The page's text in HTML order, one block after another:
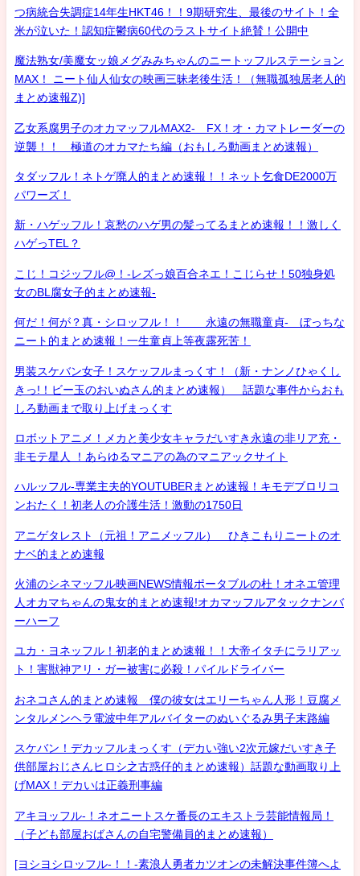
つ病統合失調症14年生HKT46！！9期研究生、最後のサイト！全
米が泣いた！認知症鬱病60代のラストサイト絶賛！公開中
魔法熟女/美魔女ッ娘メグみみちゃんのニートッフルステーション
MAX！ ニート仙人仙女の映画三昧老後生活！（無職孤独居老人的
まとめ速報Z)]
乙女系腐男子のオカマッフルMAX2- FX！オ・カマトレーダーの
逆襲！！ 極道のオカマたち編（おもしろ動画まとめ速報）
タダッフル！ネトゲ廃人的まとめ速報！！ネット乞食DE2000万
パワーズ！
新・ハゲッフル！哀愁のハゲ男の髪ってるまとめ速報！！激しく
ハゲっTEL？
こじ！コジッフル@！-レズっ娘百合ネエ！こじらせ！50独身処
女のBL腐女子的まとめ速報-
何だ！何が？真・シロッフル！！ 永遠の無職童貞- ぼっちな
ニート的まとめ速報！一生童貞上等夜露死苦！
男装スケバン女子！スケッフルまっくす！（新・ナンノひゃくし
きっ!！ビー玉のおいぬさん的まとめ速報） 話題な事件からおも
しろ動画まで取り上げまっくす
ロボットアニメ！メカと美少女キャラだいすき永遠の非リア充・
非モテ星人 ！あらゆるマニアの為のマニアックサイト
ハルッフル-専業主夫的YOUTUBERまとめ速報！キモデブロリコ
ンおたく！初老人の介護生活！激動の1750日
アニゲタレスト（元祖！アニメッフル） ひきこもりニートのオ
ナベ的まとめ速報
火浦のシネマッフル映画NEWS情報ポータブルの杜！オネエ管理
人オカマちゃんの鬼女的まとめ速報!オカマッフルアタックナンバ
ーハーフ
ユカ・ヨネッフル！初老的まとめ速報！！大帝イタチにラリアッ
ト！害獣神アリ・ガー被害に必殺！パイルドライバー
おネコさん的まとめ速報 僕の彼女はエリーちゃん人形！豆腐メ
ンタルメンヘラ電波中年アルバイターのぬいぐるみ男子末路編
スケバン！デカッフルまっくす（デカい強い2次元嫁だいすき子
供部屋おじさんヒロシ之古惑仔的まとめ速報）話題な動画取り上
げMAX！デカいは正義刑事編
アキヨッフル-！ネオニートスケ番長のエキストラ芸能情報局！
（子ども部屋おばさんの自宅警備員的まとめ速報）
[ヨシヨシロッフル-！！-素浪人勇者カツオンの未解決事件簿へよ